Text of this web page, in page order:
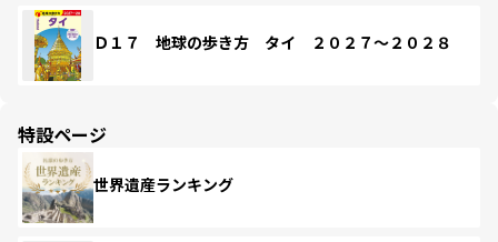
Ｄ１７ 地球の歩き方 タイ ２０２７～２０２８
特設ページ
世界遺産ランキング